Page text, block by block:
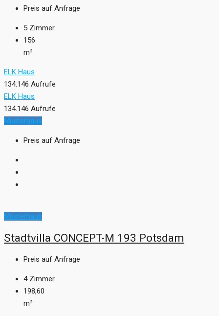
Preis auf Anfrage
5 Zimmer
156
m²
ELK Haus
134.146 Aufrufe
ELK Haus
134.146 Aufrufe
Musterhaus
Preis auf Anfrage
Musterhaus
Stadtvilla CONCEPT-M 193 Potsdam
Preis auf Anfrage
4 Zimmer
198,60
m²